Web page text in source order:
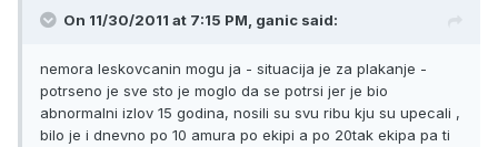
On 11/30/2011 at 7:15 PM, ganic said:
nemora leskovcanin mogu ja - situacija je za plakanje -
potrseno je sve sto je moglo da se potrsi jer je bio
abnormalni izlov 15 godina, nosili su svu ribu kju su upecali ,
bilo je i dnevno po 10 amura po ekipi a po 20tak ekipa pa ti